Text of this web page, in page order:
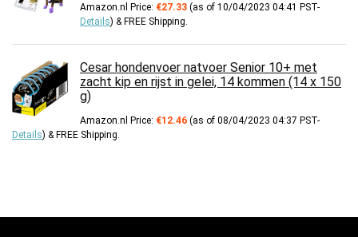
Amazon.nl Price: €27.33 (as of 10/04/2023 04:41 PST-
Details) & FREE Shipping
Cesar hondenvoer natvoer Senior 10+ met
zacht kip en rijst in gelei, 14 kommen (14 x 150
g)
Amazon.nl Price: €12.46 (as of 08/04/2023 04:37 PST-
Details) & FREE Shipping